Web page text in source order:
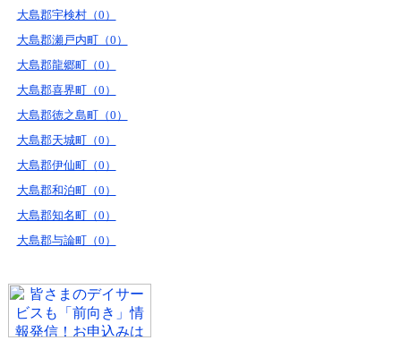
大島郡宇検村（0）
大島郡瀬戸内町（0）
大島郡龍郷町（0）
大島郡喜界町（0）
大島郡徳之島町（0）
大島郡天城町（0）
大島郡伊仙町（0）
大島郡和泊町（0）
大島郡知名町（0）
大島郡与論町（0）